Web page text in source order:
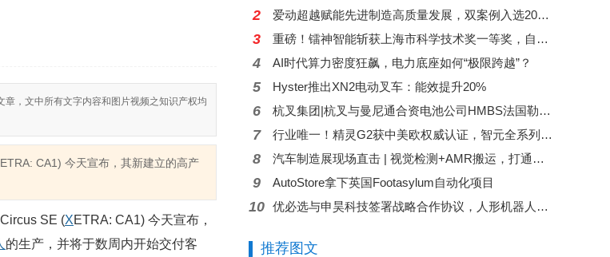
，文中所有文字内容和图片视频之知识产权均
CA1) 今天宣布，其新建立的高产
SE (XETRA: CA1) 今天宣布，
的生产，并将于数周内开始交付客
2 爱动超越赋能先进制造高质量发展，双案例入选2026全球数字经济大会AI典型案例，树立全国"AI+先进制造"标杆样本
3 重磅！镭神智能斩获上海市科学技术奖一等奖，自研 1550nm 光纤探测激光雷达兼顾海上作业与反无人船双重应用
4 AI时代算力密度狂飙，电力底座如何“极限跨越”？
5 Hyster推出XN2电动叉车：能效提升20%
6 杭叉集团|杭叉与曼尼通合资电池公司HMBS法国勒芒开业
7 行业唯一！精灵G2获中美欧权威认证，智元全系列核心产品集齐背书
8 汽车制造展现场直击 | 视觉检测+AMR搬运，打通汽车智造最后一米
9 AutoStore拿下英国Footasylum自动化项目
10 优必选与申昊科技签署战略合作协议，人形机器人加速落地电力行业优必选科技
推荐图文